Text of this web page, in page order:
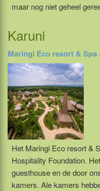
maar nog niet geheel
Karuni
Maringi Eco resort & Spa
Het Maringi Eco resort &
Hospitality Foundation.
guesthouse en de door
kamers. Ale kamers